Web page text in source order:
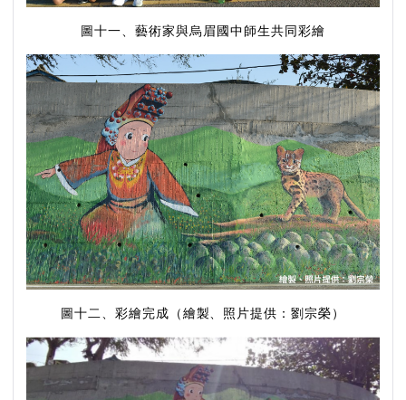
圖十一、藝術家與烏眉國中師生共同彩繪
圖十二、彩繪完成（繪製、照片提供：劉宗榮）